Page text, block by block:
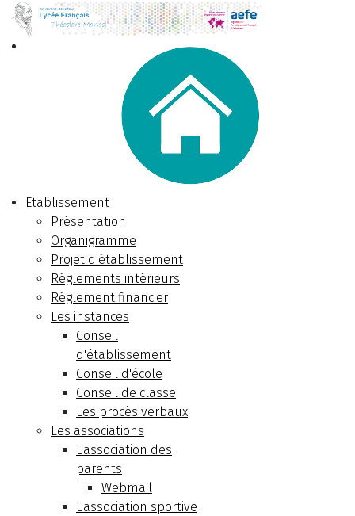
Etablissement
Présentation
Organigramme
Projet d'établissement
Réglements intérieurs
Réglement financier
Les instances
Conseil
d'établissement
Conseil d'école
Conseil de classe
Les procès verbaux
Les associations
L'association des
parents
Webmail
L'association sportive